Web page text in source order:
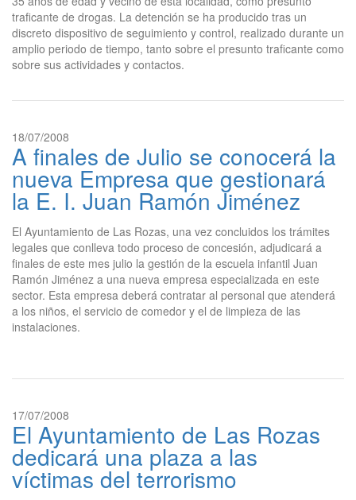
traficante de drogas. La detención se ha producido tras un
discreto dispositivo de seguimiento y control, realizado durante un
amplio periodo de tiempo, tanto sobre el presunto traficante como
sobre sus actividades y contactos.
18/07/2008
A finales de Julio se conocerá la
nueva Empresa que gestionará
la E. I. Juan Ramón Jiménez
El Ayuntamiento de Las Rozas, una vez concluidos los trámites
legales que conlleva todo proceso de concesión, adjudicará a
finales de este mes julio la gestión de la escuela infantil Juan
Ramón Jiménez a una nueva empresa especializada en este
sector. Esta empresa deberá contratar al personal que atenderá
a los niños, el servicio de comedor y el de limpieza de las
instalaciones.
17/07/2008
El Ayuntamiento de Las Rozas
dedicará una plaza a las
víctimas del terrorismo